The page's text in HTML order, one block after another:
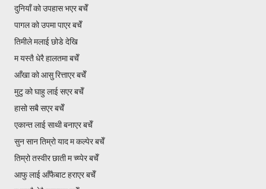
दुनियाँ को उपहास भएर बचेँ
पागल को उपमा पाएर बचेँ
तिमीले मलाई छोडे देखि
म यस्तै धेरै हालतमा बचेँ
आँखा को आसु रित्ताएर बचेँ
मुटु को घाहु लाई सएर बचेँ
हासो सबै सएर बचेँ
एकान्त लाई साथी बनाएर बचेँ
सुन सान तिम्रो याद म कल्पेर बचेँ
तिम्रो तस्वीर छाती म च्य्पेर बचेँ
आफु लाई आँफैबाट हराएर बचेँ